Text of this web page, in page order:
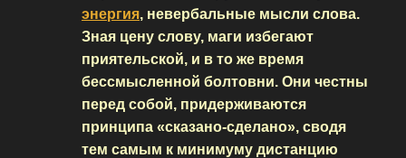
энергия, невербальные мысли слова.
Зная цену слову, маги избегают
приятельской, и в то же время
бессмысленной болтовни. Они честны
перед собой, придерживаются
принципа «сказано-сделано», сводя
тем самым к минимуму дистанцию